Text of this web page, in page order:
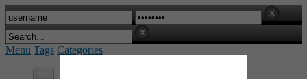
Menu Tags Categories